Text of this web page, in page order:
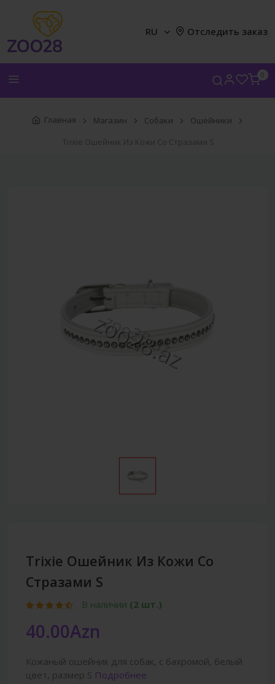
0
RU Отследить заказ
Главная Магазин Собаки
Ошейники
Trixie Ошейник Из Кожи Со Стразами S
Trixie Ошейник Из Кожи Со
Стразами S
В наличии (2 шт.)
40.00Azn
Кожаный ошейник для собак, с бахромой, белый
цвет, размер S Подробнее